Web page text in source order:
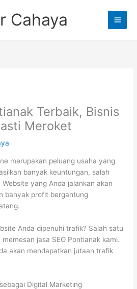
Cahaya
Main
Terbaik, Bisnis
Meroket
merupakan peluang usaha yang
banyak keuntungan, salah
yang Anda jalankan akan
banyak profit bergantung
Anda dipenuhi trafik? Salah satu
jasa SEO Pontianak kami.
akan mendapatkan jutaan trafik
Digital Marketing